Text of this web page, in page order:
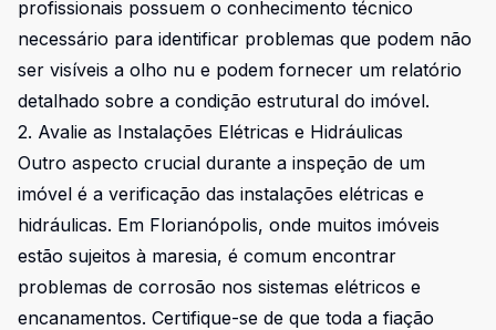
profissionais possuem o conhecimento técnico
necessário para identificar problemas que podem não
ser visíveis a olho nu e podem fornecer um relatório
detalhado sobre a condição estrutural do imóvel.
2. Avalie as Instalações Elétricas e Hidráulicas
Outro aspecto crucial durante a inspeção de um
imóvel é a verificação das instalações elétricas e
hidráulicas. Em Florianópolis, onde muitos imóveis
estão sujeitos à maresia, é comum encontrar
problemas de corrosão nos sistemas elétricos e
encanamentos. Certifique-se de que toda a fiação